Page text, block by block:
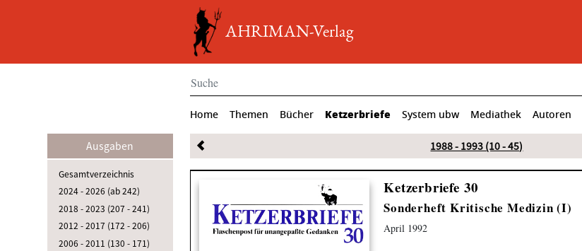
AHRIMAN-Verlag
Home Themen Bücher Ketzerbriefe System ubw Mediathek Autoren
Ausgaben
Gesamtverzeichnis
2024 - 2026 (ab 242)
2018 - 2023 (207 - 241)
2012 - 2017 (172 - 206)
2006 - 2011 (130 - 171)
1988 - 1993 (10 - 45)
Ketzerbriefe 30
Sonderheft Kritische Medizin (I)
April 1992